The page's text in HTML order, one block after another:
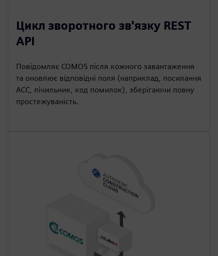
Цикл зворотного зв'язку REST
API
Повідомляє COMOS після кожного завантаження
та оновлює відповідні поля (наприклад, посилання
ACC, лічильник, код помилок), зберігаючи повну
простежуваність.